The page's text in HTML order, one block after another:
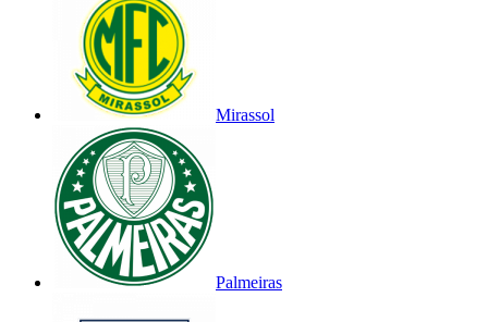
Mirassol
Palmeiras